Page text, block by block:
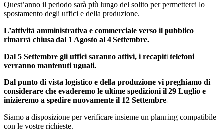
Quest’anno il periodo sarà più lungo del solito per permetterci lo
spostamento degli uffici e della produzione.
L’attività amministrativa e commerciale verso il pubblico
rimarrà chiusa dal 1 Agosto al 4 Settembre.
Dal 5 Settembre gli uffici saranno attivi, i recapiti telefoni
verranno mantenuti uguali.
Dal punto di vista logistico e della produzione vi preghiamo di
considerare che evaderemo le ultime spedizioni il 29 Luglio e
inizieremo a spedire nuovamente il 12 Settembre.
Siamo a disposizione per verificare insieme un planning compatibile
con le vostre richieste.